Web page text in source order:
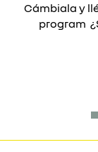
Cámbiala y
program